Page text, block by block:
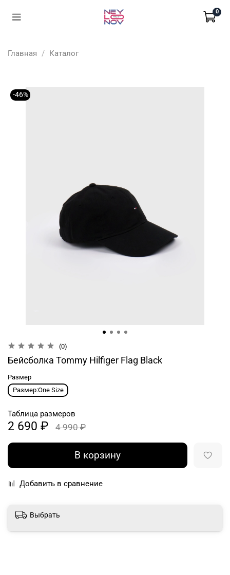
0
Главная Каталог
-46%
(0)
Бейсболка Tommy Hilfiger Flag Black
Размер
Размер:One Size
Таблица размеров
2 690 ₽ 4 990 ₽
В корзину
Добавить в сравнение
Выбрать